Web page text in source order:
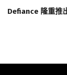
Defiance 隆重推